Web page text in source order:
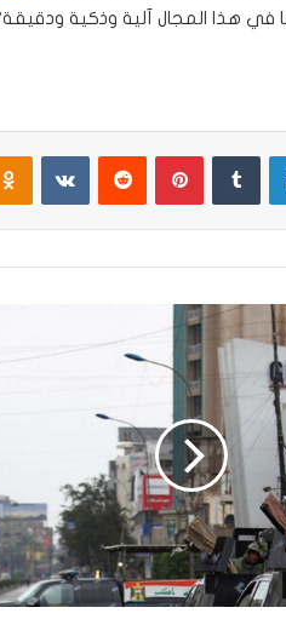
في هذا المجال آلية وذكية
لينكدإن بينتيريست